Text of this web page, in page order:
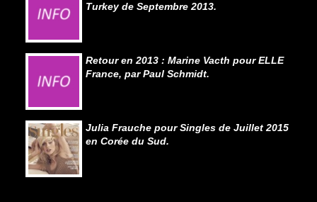
Turkey de Septembre 2013.
Retour en 2013 : Marine Vacth pour ELLE
France, par Paul Schmidt.
Julia Frauche pour Singles de Juillet 2015
en Corée du Sud.